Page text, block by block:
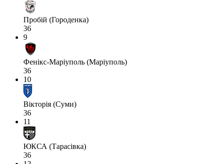
Пробій (Городенка)
36
9
Фенікс-Маріуполь (Маріуполь)
36
10
Вікторія (Суми)
36
11
ЮКСА (Тарасівка)
36